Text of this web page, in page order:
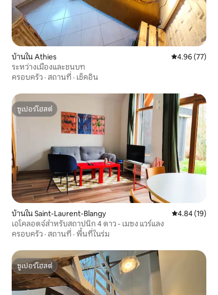
บ้านใน Athies คะแนนเฉลี่ย
4.96 (77)
ระหว่างเมืองและชนบท
ครอบครัว · สถานที่ · เช็คอิน
ซูเปอร์โฮสต์
ซูเปอร์โฮสต์
บ้านใน Saint-Laurent-Blangy คะแนนเฉลี่ย
4.84 (19)
เอโคลอดจ์สำหรับสถาปนิก 4 ดาว - เมซง แวร์แลง
ครอบครัว · สถานที่ · พื้นที่ในร่ม
ซูเปอร์โฮสต์
ซูเปอร์โฮสต์